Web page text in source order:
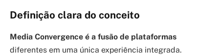
Definição clara do conceito
Media Convergence é a fusão de plataformas
diferentes em uma única experiência integrada.